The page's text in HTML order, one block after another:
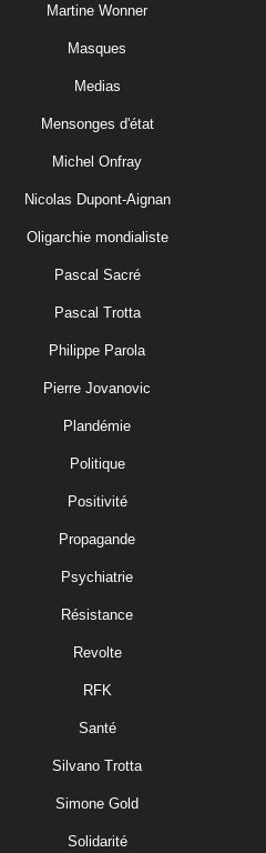
Martine Wonner
Masques
Medias
Mensonges d'état
Michel Onfray
Nicolas Dupont-Aignan
Oligarchie mondialiste
Pascal Sacré
Pascal Trotta
Philippe Parola
Pierre Jovanovic
Plandémie
Politique
Positivité
Propagande
Psychiatrie
Résistance
Revolte
RFK
Santé
Silvano Trotta
Simone Gold
Solidarité